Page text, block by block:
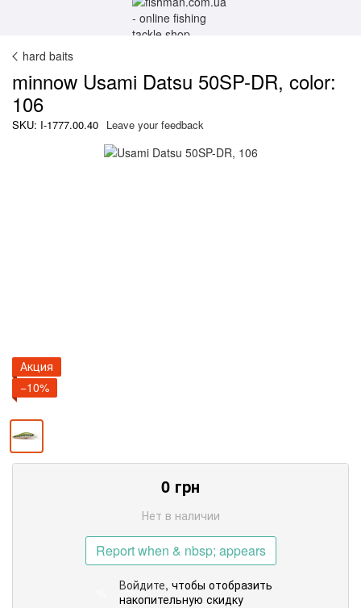
hard baits
minnow Usami Datsu 50SP-DR, color:
106
SKU: I-1777.00.40 Leave your feedback
Акция
−10%
0 грн
Нет в наличии
Report when & nbsp; appears
Войдите, чтобы отобразить
накопительную скидку